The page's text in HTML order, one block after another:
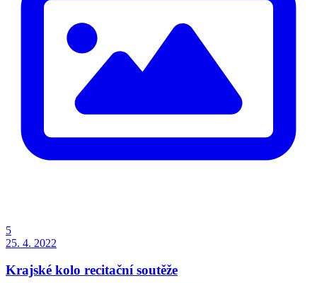
5
25. 4. 2022
Krajské kolo recitační soutěže